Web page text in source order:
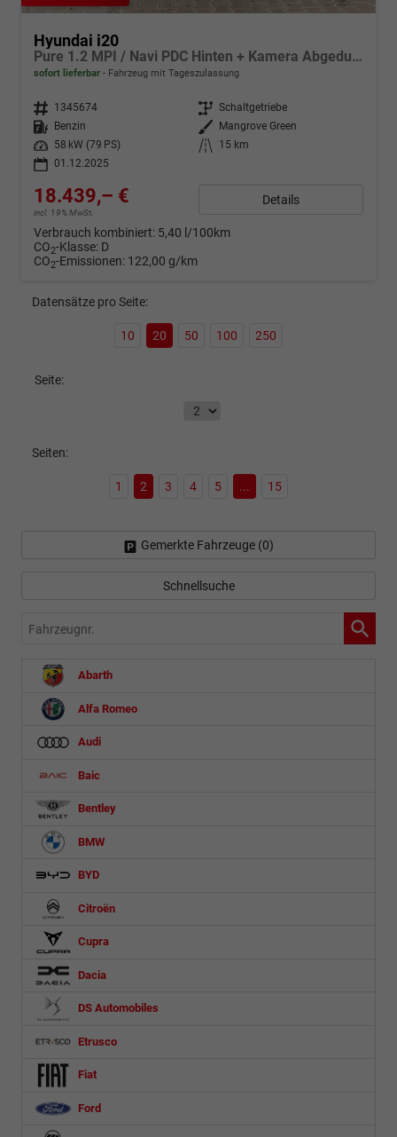
Hyundai i20
Pure 1.2 MPI / Navi PDC Hinten + Kamera Abgedunkelte Scheiben Tempomat Alu 16"
sofort lieferbar Fahrzeug mit Tageszulassung
Fahrzeugnr. 1345674 Getriebe Schaltgetriebe
Kraftstoff
Benzin Außenfarbe
Mangrove Green
Leistung
58 kW (79 PS) Kilometerstand
15 km
01.12.2025
18.439,– €
incl. 19% MwSt.
Details
Verbrauch kombiniert: 5,40 l/100km
CO2-Klasse: D
CO2-Emissionen: 122,00 g/km
Datensätze pro Seite:
10 20 50 100 250
Seite:
Seiten:
1 2 3 4 5 ... 15
Gemerkte Fahrzeuge (0)
Schnellsuche
Fahrzeugnr.
Abarth
Alfa Romeo
Audi
Baic
Bentley
BMW
BYD
Citroën
Cupra
Dacia
DS Automobiles
Etrusco
Fiat
Ford